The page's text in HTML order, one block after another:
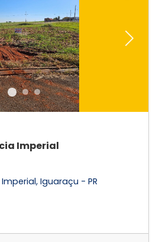
Next
Imperial
Iguaraçu - PR